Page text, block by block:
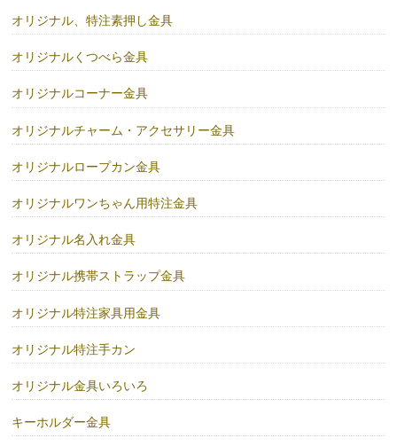
オリジナル、特注素押し金具
オリジナルくつべら金具
オリジナルコーナー金具
オリジナルチャーム・アクセサリー金具
オリジナルロープカン金具
オリジナルワンちゃん用特注金具
オリジナル名入れ金具
オリジナル携帯ストラップ金具
オリジナル特注家具用金具
オリジナル特注手カン
オリジナル金具いろいろ
キーホルダー金具